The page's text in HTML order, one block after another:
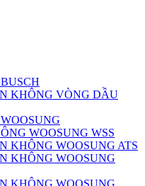
KHÔNG VÒNG DẦU
WOOSUNG WSS
KHÔNG WOOSUNG ATS
KHÔNG WOOSUNG
KHÔNG WOOSUNG